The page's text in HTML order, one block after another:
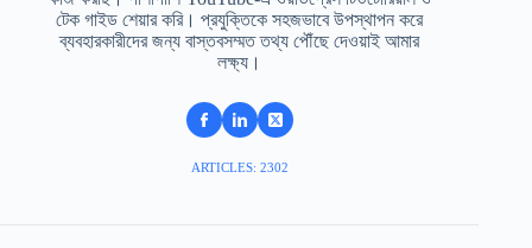
টেক গাইড শেয়ার করি। প্রযুক্তিকে সহজভাবে উপস্থাপন করে
ব্যবহারকারীদের জন্য বাস্তবসম্মত তথ্য পৌঁছে দেওয়াই আমার
লক্ষ্য।
ARTICLES: 2302